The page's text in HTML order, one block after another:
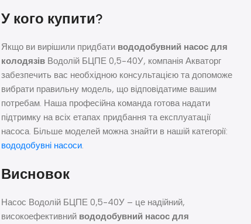
У кого купити?
Якщо ви вирішили придбати вододобувний насос для
колодязівВодолій БЦПЕ 0,5-40У, компанія Акваторг
забезпечить вас необхідною консультацією та допоможе
вибрати правильну модель, що відповідатиме вашим
потребам. Наша професійна команда готова надати
підтримку на всіх етапах придбання та експлуатації
насоса. Більше моделей можна знайти в нашій категорії:
вододобувні насоси.
Висновок
Насос Водолій БЦПЕ 0,5-40У – це надійний,
високоефективний вододобувний насос для